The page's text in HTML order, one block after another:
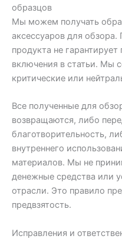
образцов
Мы можем получать
аксессуаров для обзора.
продукта не
включения в статьи. Мы
критические или
Все полученные для
возвращаются, либо
благотворительность,
внутреннего
материалов. Мы не
денежные средства или
отрасли. Это правило
предвзятость.
Исправления и